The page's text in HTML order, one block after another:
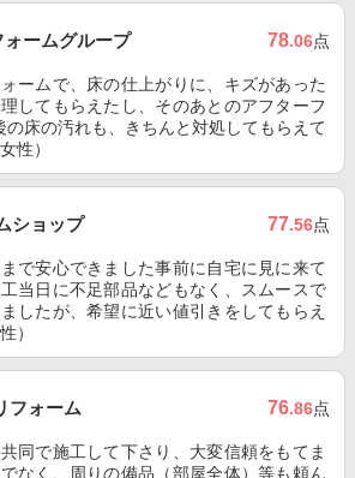
ームグループ 78.06点
ームで、床の仕上がりに、キズがあった
してもらえたし、そのあとのアフターフ
の床の汚れも、きちんと対処してもらえて
性）
ショップ 77.56点
で安心できました事前に自宅に見に来て
当日に不足部品などもなく、スムースで
したが、希望に近い値引きをしてもらえ
）
フォーム 76.86点
同で施工して下さり、大変信頼をもてま
なく、周りの備品（部屋全体）等も頼ん